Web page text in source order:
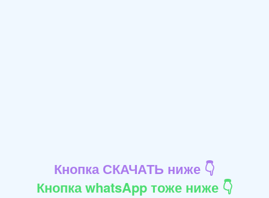
Кнопка СКАЧАТЬ ниже 👇
Кнопка whatsApp тоже ниже 👇